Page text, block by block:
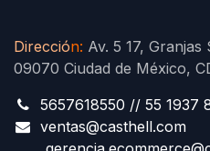
Dirección: Av. 5 17,
09070 Ciudad de México,
5657618550 // 55 1937
ventas@casthell.com